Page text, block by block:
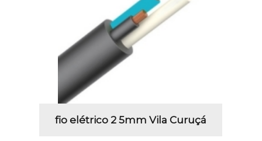
fio elétrico 2 5mm Vila Curuçá